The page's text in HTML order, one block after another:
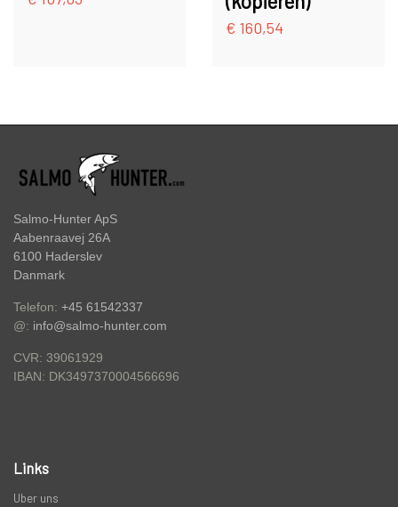
FC BULLET SKJERN SPEZIAL (#8
FC SPINNER KOLLEKTIONE
HAKEN
TILBEHØR TIL SPINNERE
STANGRØR OG TASKER TIL STÆNGER.
€ 160,54
Salmo-Hunter ApS
Aabenraavej 26A
6100 Haderslev
Danmark
Telefon: +45 61542337
@: info@salmo-hunter.com
CVR: 39061929
IBAN: DK3497370004566696
Links
Uber uns